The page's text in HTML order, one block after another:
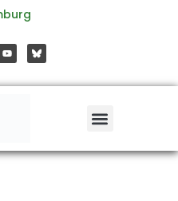
o
u
t
b
e